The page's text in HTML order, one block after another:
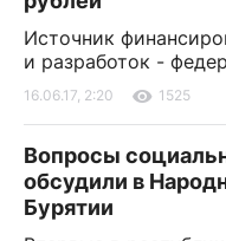
Источник
и разработок -
16.06.17, 2:20 1525
Вопросы
обсудили в
Бурятии